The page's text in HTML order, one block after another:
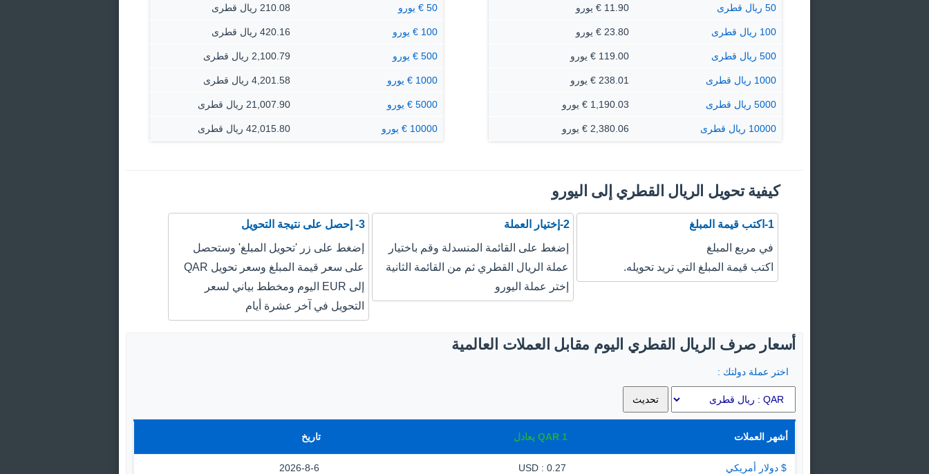
50 ريال قطرى 11.90 € يورو
100 ريال قطرى 23.80 € يورو
500 ريال قطرى 119.00 € يورو
1000 ريال قطرى 238.01 € يورو
5000 ريال قطرى 1,190.03 € يورو
10000 ريال قطرى 2,380.06 € يورو
50 € يورو 210.08 ريال قطرى
100 € يورو 420.16 ريال قطرى
500 € يورو 2,100.79 ريال قطرى
1000 € يورو 4,201.58 ريال قطرى
5000 € يورو 21,007.90 ريال قطرى
10000 € يورو 42,015.80 ريال قطرى
كيفية تحويل الريال القطري إلى اليورو
1-اكتب قيمة المبلغ
في مربع المبلغ
اكتب قيمة المبلغ التي تريد تحويله.
2-إختيار العملة
إضغط على القائمة المنسدلة وقم باختيار
عملة الريال القطري ثم من القائمة الثانية
إختر عملة اليورو
3- إحصل على نتيجة التحويل
إضغط على زر 'تحويل المبلغ' وستحصل
على سعر قيمة المبلغ وسعر تحويل QAR
إلى EUR اليوم ومخطط بياني لسعر
التحويل في آخر عشرة أيام
أسعار صرف الريال القطري اليوم مقابل العملات العالمية
اختر عملة دولتك :
أشهر العملات 1
QAR يعادل تاريخ
$ دولار أمريكي 0.27 : USD
2026-8-6